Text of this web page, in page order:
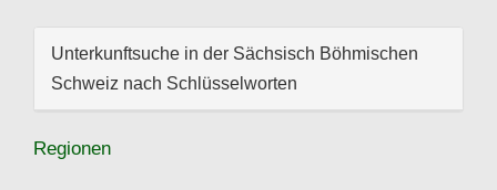
Unterkunftsuche in der Sächsisch Böhmischen
Schweiz nach Schlüsselworten
Regionen